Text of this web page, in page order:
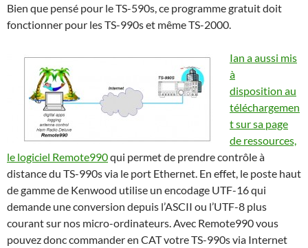
Bien que pensé pour le TS-590s, ce programme gratuit doit
fonctionner pour les TS-990s et même TS-2000.
Ian a aussi mis
à
disposition au
téléchargemen
tsur sa page
de ressources,
le logiciel Remote990qui permet de prendre contrôle à
distance du TS-990s via le port Ethernet. En effet, le poste haut
de gamme de Kenwood utilise un encodage UTF-16 qui
demande une conversion depuis l’ASCII ou l’UTF-8 plus
courant sur nos micro-ordinateurs. Avec Remote990 vous
pouvez donc commander en CAT votre TS-990s via Internet